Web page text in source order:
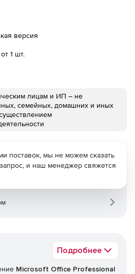
версия
1 шт.
лицам и ИП – не
семейных, домашних и иных
Подробнее
Microsoft Office Professional
поставок, мы не можем сказать
и наш менеджер свяжется